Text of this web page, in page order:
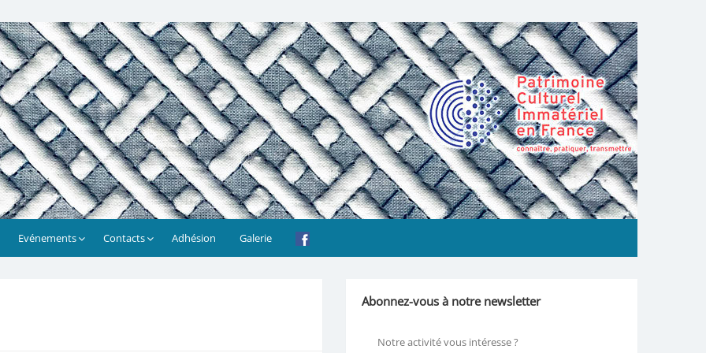
Evénements Contacts Adhésion Galerie
Abonnez-vous à notre newsletter
Notre activité vous intéresse ?